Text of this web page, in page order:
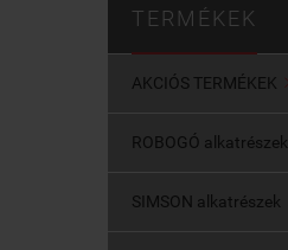
TERMÉKEK
AKCIÓS TERMÉKEK
ROBOGÓ alkatrészek
SIMSON alkatrészek